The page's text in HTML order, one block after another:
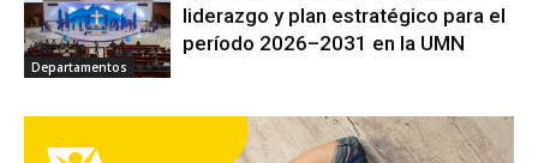
Departamentos
liderazgo y plan estratégico para el
período 2026–2031 en la UMN